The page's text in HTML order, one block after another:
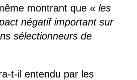
montrant que « les
négatif important sur
sélectionneurs de
t-il entendu par les